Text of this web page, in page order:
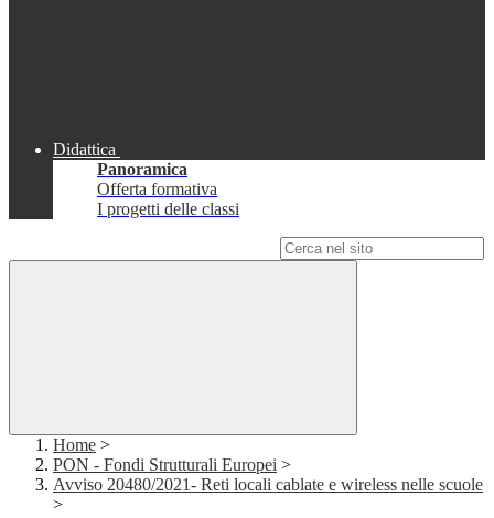
Didattica
Panoramica
Offerta formativa
I progetti delle classi
Home >
PON - Fondi Strutturali Europei >
Avviso 20480/2021- Reti locali cablate e wireless nelle scuole
>